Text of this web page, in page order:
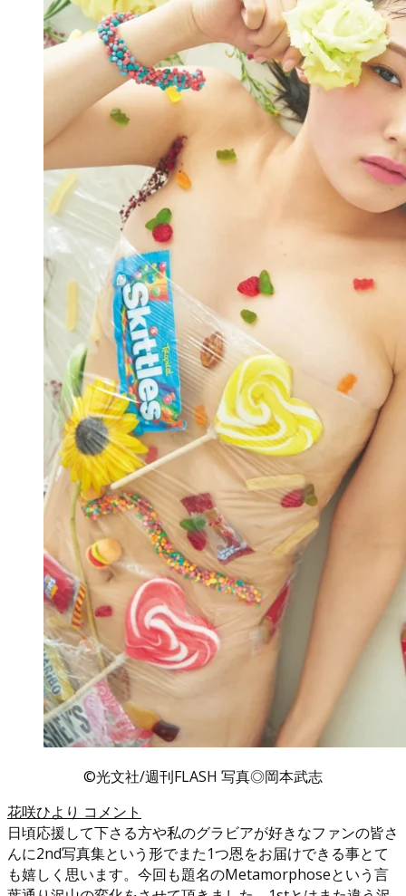
©光文社/週刊FLASH 写真◎岡本武志
花咲ひより コメント
日頃応援して下さる方や私のグラビアが好きなファンの皆さ
んに2nd写真集という形でまた1つ恩をお届けできる事とて
も嬉しく思います。今回も題名のMetamorphoseという言